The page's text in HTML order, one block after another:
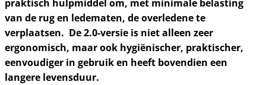
praktisch hulpmiddel om, met minimale belasting
van de rug en ledematen, de overledene te
verplaatsen. De 2.0-versie is niet alleen zeer
ergonomisch, maar ook hygiënischer, praktischer,
eenvoudiger in gebruik en heeft bovendien een
langere levensduur.